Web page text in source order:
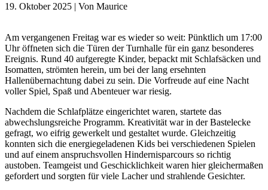
19. Oktober 2025 | Von Maurice
Am vergangenen Freitag war es wieder so weit: Pünktlich um 17:00
Uhr öffneten sich die Türen der Turnhalle für ein ganz besonderes
Ereignis. Rund 40 aufgeregte Kinder, bepackt mit Schlafsäcken und
Isomatten, strömten herein, um bei der lang ersehnten
Hallenübernachtung dabei zu sein. Die Vorfreude auf eine Nacht
voller Spiel, Spaß und Abenteuer war riesig.
Nachdem die Schlafplätze eingerichtet waren, startete das
abwechslungsreiche Programm. Kreativität war in der Bastelecke
gefragt, wo eifrig gewerkelt und gestaltet wurde. Gleichzeitig
konnten sich die energiegeladenen Kids bei verschiedenen Spielen
und auf einem anspruchsvollen Hindernisparcours so richtig
austoben. Teamgeist und Geschicklichkeit waren hier gleichermaßen
gefordert und sorgten für viele Lacher und strahlende Gesichter.